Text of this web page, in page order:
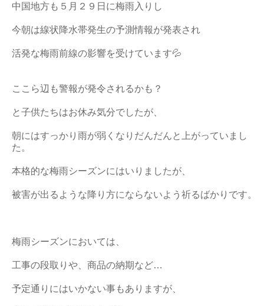
中国地方も５月２９日に梅雨入りし
今朝は線状降水帯発生の予測情報が発表され
活発な梅雨前線の影響を受けています💦
ここら辺も警報が発令されるかも？
と子供たちはお休み気分でしたが、
朝にはすっかり雨が弱くなりだんだんと上がっていまし
た。
本格的な梅雨シーズンにはいりましたが、
被害が出るような降り方にならないよう祈るばかりです。
梅雨シーズンにおいては、
工事の段取りや、商品の納期など…
予定通りにはいかない事もありますが、